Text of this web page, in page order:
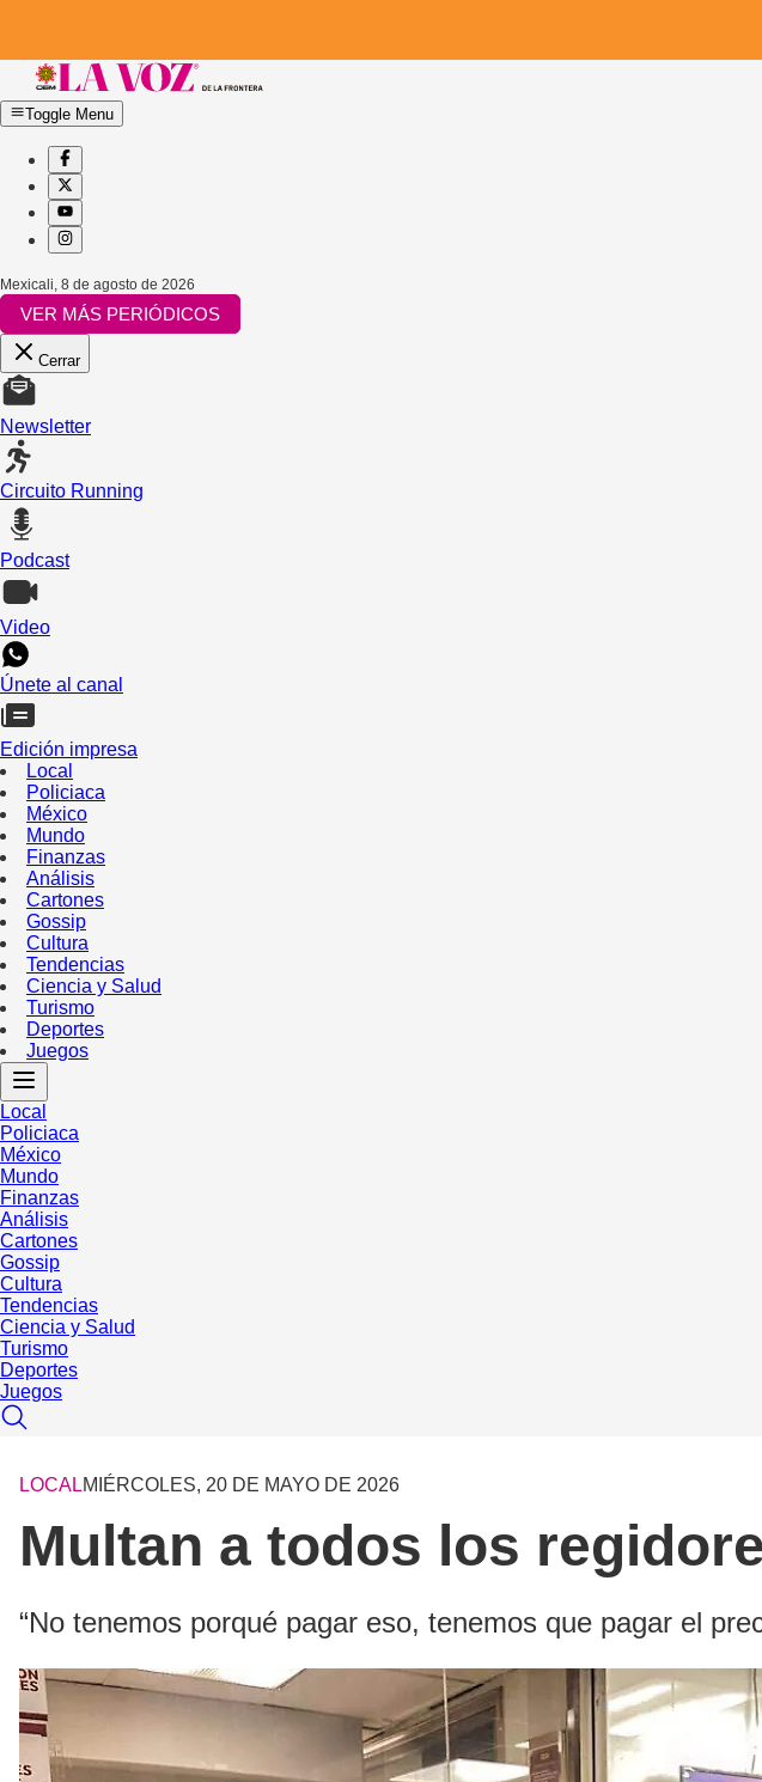
Toggle Menu
Mexicali 8 de agosto de 2026
VER MÁS PERIÓDICOS
Cerrar
Newsletter
Circuito Running
Podcast
Video
Únete al canal
Edición impresa
Local
Policiaca
México
Mundo
Finanzas
Análisis
Cartones
Gossip
Cultura
Tendencias
Ciencia y Salud
Turismo
Deportes
Juegos
Local
Policiaca
México
Mundo
Finanzas
Análisis
Cartones
Gossip
Cultura
Tendencias
Ciencia y Salud
Turismo
Deportes
Juegos
LOCALMIÉRCOLES, 20 DE MAYO DE 2026
Multan a todos los
“No tenemos porqué pagar eso, tenemos que pagar el